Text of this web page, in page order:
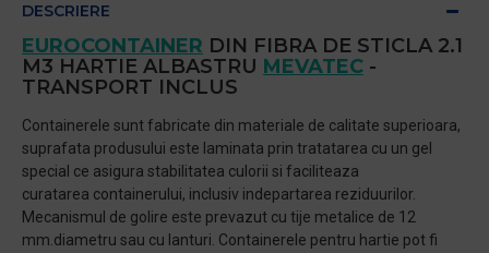
DESCRIERE
EUROCONTAINER DIN FIBRA DE STICLA 2.1
M3 HARTIE ALBASTRU MEVATEC -
TRANSPORT INCLUS
Containerele sunt fabricate din materiale de calitate superioara,
suprafata produsului este laminata prin tratatarea cu un gel
special ce asigura stabilitatea culorii si faciliteaza
curatarea containerului, inclusiv indepartarea reziduurilor.
Mecanismul de golire este prevazut cu tije metalice de 12
mm.diametru sau cu lanturi. Containerele pentru hartie pot fi